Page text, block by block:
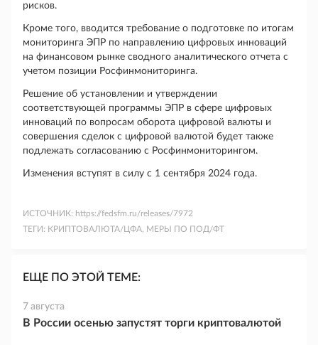
рисков.
Кроме того, вводится требование о подготовке по итогам
мониторинга ЭПР по направлению цифровых инноваций
на финансовом рынке сводного аналитического отчета с
учетом позиции Росфинмониторинга.
Решение об установлении и утверждении
соответствующей программы ЭПР в сфере цифровых
инноваций по вопросам оборота цифровой валюты и
совершения сделок с цифровой валютой будет также
подлежать согласованию с Росфинмониторингом.
Изменения вступят в силу с 1 сентября 2024 года.
ИСТОЧНИК: https://fedsfm.ru/releases/7972
ТЕГИ: КРИПТОВАЛЮТА/ЦФА, МЕРЫ ПО ПОД/ФТ
ЕЩЕ ПО ЭТОЙ ТЕМЕ:
7 августа
В России осенью запустят торги криптовалютой